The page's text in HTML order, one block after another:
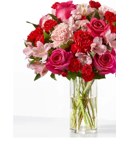
t
i